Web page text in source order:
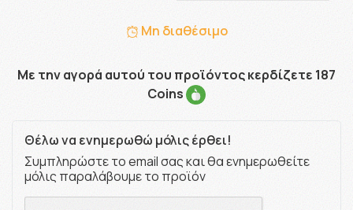
Μη διαθέσιμο
Με την αγορά αυτού του προϊόντος κερδίζετε 187
Coins
Θέλω να ενημερωθώ μόλις έρθει!
Συμπληρώστε το email σας και θα ενημερωθείτε
μόλις παραλάβουμε το προϊόν